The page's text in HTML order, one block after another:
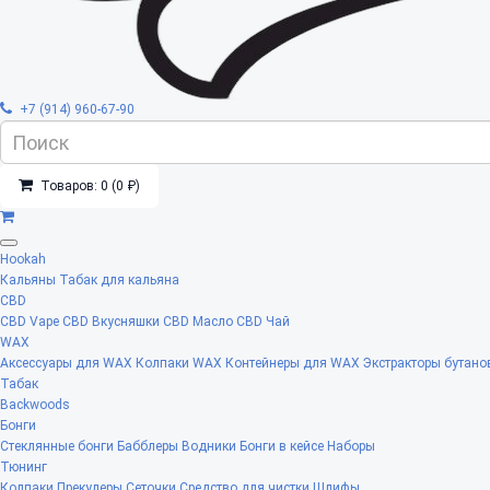
+7 (914) 960-67-90
Товаров: 0 (0 ₽)
Hookah
Кальяны Табак для кальяна
CBD
CBD Vape CBD Вкусняшки CBD Масло CBD Чай
WAX
Аксессуары для WAX Колпаки WAX Контейнеры для WAX Экстракторы
Табак
Backwoods
Бонги
Стеклянные бонги Бабблеры Водники Бонги в кейсе Наборы
Тюнинг